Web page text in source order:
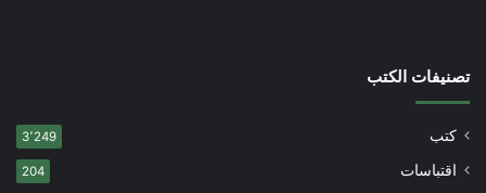
تصنيفات الكتب
كتب 3٬249
اقتباسات 204